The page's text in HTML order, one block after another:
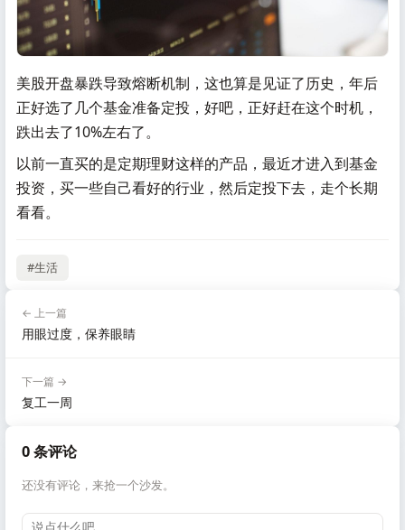
美股开盘暴跌导致熔断机制，这也算是见证了历史，年后
正好选了几个基金准备定投，好吧，正好赶在这个时机，
跌出去了10%左右了。
以前一直买的是定期理财这样的产品，最近才进入到基金
投资，买一些自己看好的行业，然后定投下去，走个长期
看看。
#生活
← 上一篇
用眼过度，保养眼睛
下一篇 →
复工一周
0 条评论
还没有评论，来抢一个沙发。